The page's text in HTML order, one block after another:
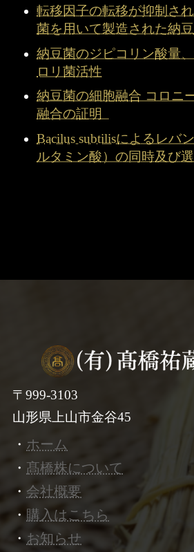
転移因子の転移が抑制さ
菌を用いて製造された納豆
納豆菌のジピコリン酸量
ロリ菌活性
納豆菌の細胞融合 コロニ
融合の証明
Bacilus subtilisによるレバ
ルタミン酸）の同時及び
〒999-3103
山形県上山市金谷45
・ ホーム
・ 髙橋株について
・ 会社概要
・ 購入はこちら
・ お知らせ